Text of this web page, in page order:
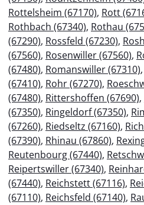
Rottelsheim (67170), Rott
Rothbach (67340), Rothau
(67290), Rossfeld (67230),
(67560), Rosenwiller (67560),
(67480), Romanswiller (67310),
(67410), Rohr (67270),
(67480), Rittershoffen (67690),
(67350), Ringeldorf (67350),
(67260), Riedseltz (67160),
(67390), Rhinau (67860),
Reutenbourg (67440),
Reipertswiller (67340),
(67440), Reichstett (67116),
(67110), Reichsfeld (67140),